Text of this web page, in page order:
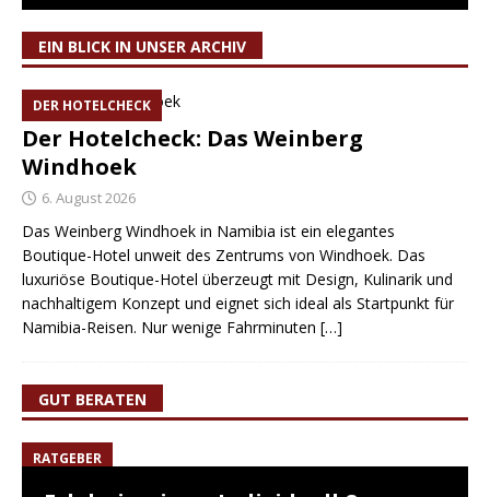
EIN BLICK IN UNSER ARCHIV
DER HOTELCHECK
Der Hotelcheck: Das Weinberg
Windhoek
6. August 2026
Das Weinberg Windhoek in Namibia ist ein elegantes
Boutique-Hotel unweit des Zentrums von Windhoek. Das
luxuriöse Boutique-Hotel überzeugt mit Design, Kulinarik und
nachhaltigem Konzept und eignet sich ideal als Startpunkt für
Namibia-Reisen. Nur wenige Fahrminuten […]
GUT BERATEN
RATGEBER